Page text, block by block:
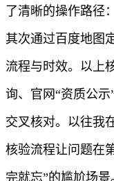
了清晰的操作路径
其次通过百度地图
流程与时效。以上
询、官网“资质公
交叉核对。以往我
核验流程让问题在
完就忘”的尴尬场景